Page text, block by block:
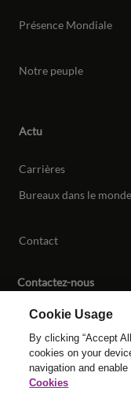
Présence Mondiale
Notre peuple
Actu
Carrières
Bureaux dans le monde
Contact
Contactez-nous
© Tous droits
Conditions
Cookie Usage
By clicking “Accept
cookies on your
navigation and
Cookies